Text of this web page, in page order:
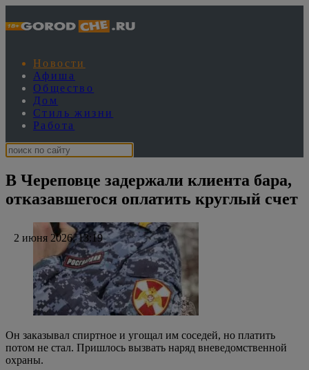
Новости
Афиша
Общество
Дом
Стиль жизни
Работа
В Череповце задержали клиента бара,
отказавшегося оплатить круглый счет
2 июня 2026, 13:19
Он заказывал спиртное и угощал им соседей, но платить
потом не стал. Пришлось вызвать наряд вневедомственной
охраны.